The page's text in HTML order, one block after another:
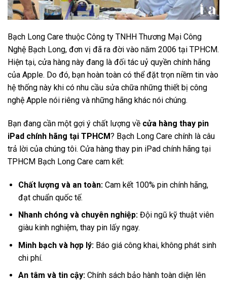
Bạch Long Care thuộc Công ty TNHH Thương Mại Công
Nghệ Bạch Long, đơn vị đã ra đời vào năm 2006 tại TPHCM.
Hiện tại, cửa hàng này đang là đối tác uỷ quyền chính hãng
của Apple. Do đó, bạn hoàn toàn có thể đặt trọn niềm tin vào
hệ thống này khi có nhu cầu sửa chữa những thiết bị công
nghệ Apple nói riêng và những hãng khác nói chúng.
Bạn đang cần một gợi ý chất lượng về cửa hàng thay pin
iPad chính hãng tại TPHCM? Bạch Long Care chính là câu
trả lời của chúng tôi. Cửa hàng thay pin iPad chính hãng tại
TPHCM Bạch Long Care cam kết:
Chất lượng và an toàn: Cam kết 100% pin chính hãng,
đạt chuẩn quốc tế.
Nhanh chóng và chuyên nghiệp:Đội ngũ kỹ thuật viên
giàu kinh nghiệm, thay pin lấy ngay.
Minh bạch và hợp lý: Báo giá công khai, không phát sinh
chi phí.
An tâm và tin cậy: Chính sách bảo hành toàn diện lên